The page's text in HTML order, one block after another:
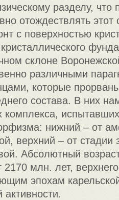
разделу, что
отождествлять этот
с поверхностью
склоне
различными
которые
состава. В них
комплекса,
нижний – от
верхний – от стадии
Абсолютный
2170 млн. лет,
эпохам
активности.